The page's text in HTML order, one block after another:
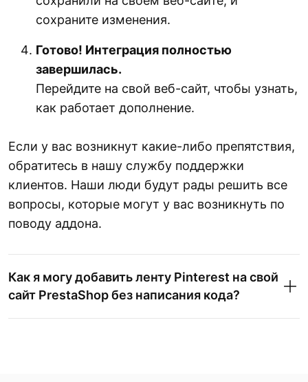
сохраните изменения.
Готово! Интеграция полностью
завершилась.
Перейдите на свой веб-сайт, чтобы узнать,
как работает дополнение.
Если у вас возникнут какие-либо препятствия,
обратитесь в нашу службу поддержки
клиентов. Наши люди будут рады решить все
вопросы, которые могут у вас возникнуть по
поводу аддона.
Как я могу добавить ленту Pinterest на свой
сайт PrestaShop без написания кода?